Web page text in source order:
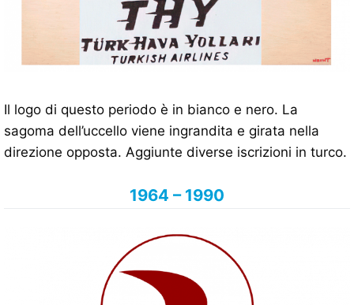
Il logo di questo periodo è in bianco e nero. La
sagoma dell’uccello viene ingrandita e girata nella
direzione opposta. Aggiunte diverse iscrizioni in turco.
1964 – 1990